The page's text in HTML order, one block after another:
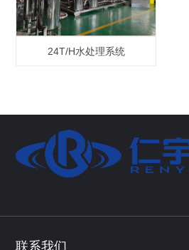
24T/H水处理系统
联系我们